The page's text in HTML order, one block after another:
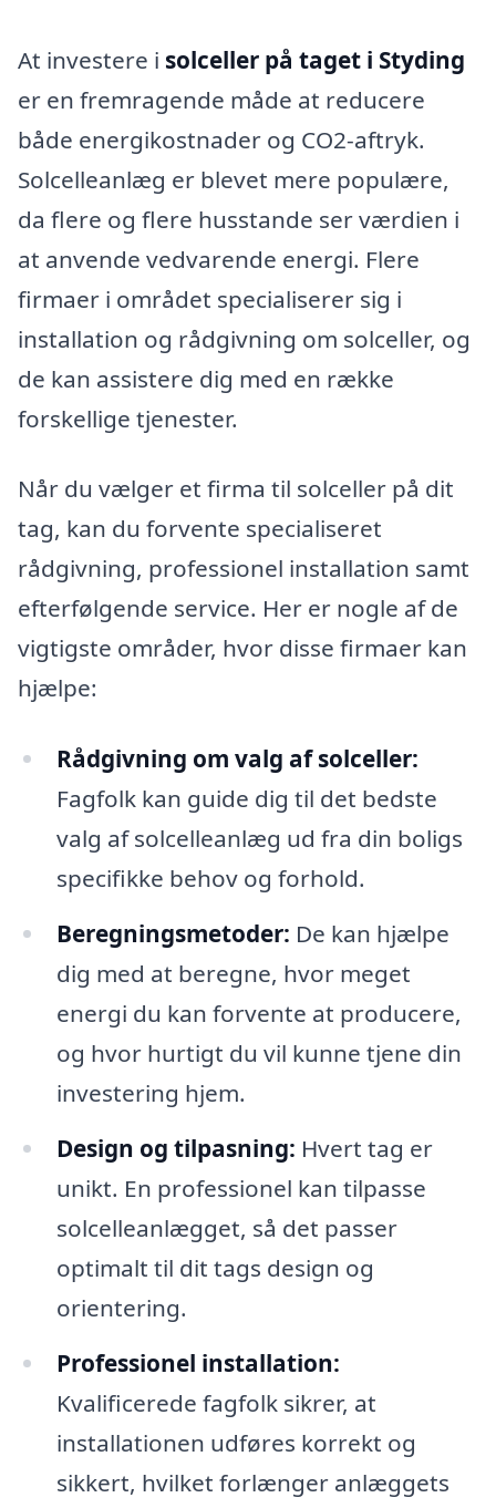
At investere i solceller på taget i Styding
er en fremragende måde at reducere
både energikostnader og CO2-aftryk.
Solcelleanlæg er blevet mere populære,
da flere og flere husstande ser værdien i
at anvende vedvarende energi. Flere
firmaer i området specialiserer sig i
installation og rådgivning om solceller, og
de kan assistere dig med en række
forskellige tjenester.
Når du vælger et firma til solceller på dit
tag, kan du forvente specialiseret
rådgivning, professionel installation samt
efterfølgende service. Her er nogle af de
vigtigste områder, hvor disse firmaer kan
hjælpe:
Rådgivning om valg af solceller:
Fagfolk kan guide dig til det bedste
valg af solcelleanlæg ud fra din boligs
specifikke behov og forhold.
Beregningsmetoder: De kan hjælpe
dig med at beregne, hvor meget
energi du kan forvente at producere,
og hvor hurtigt du vil kunne tjene din
investering hjem.
Design og tilpasning: Hvert tag er
unikt. En professionel kan tilpasse
solcelleanlægget, så det passer
optimalt til dit tags design og
orientering.
Professionel installation:
Kvalificerede fagfolk sikrer, at
installationen udføres korrekt og
sikkert, hvilket forlænger anlæggets